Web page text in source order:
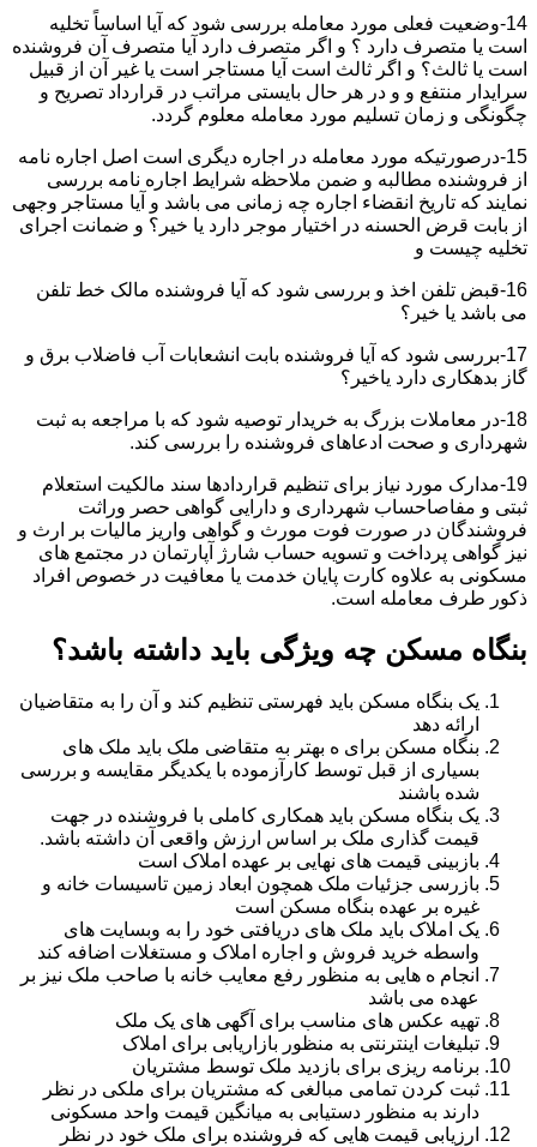
14-وضعیت فعلی مورد معامله بررسی شود که آیا اساساً تخلیه
است یا متصرف دارد ؟ و اگر متصرف دارد آیا متصرف آن فروشنده
است یا ثالث؟ و اگر ثالث است آیا مستاجر است یا غیر آن از قبیل
سرایدار منتفع و و در هر حال بایستی مراتب در قرارداد تصریح و
چگونگی و زمان تسلیم مورد معامله معلوم گردد.
15-درصورتیکه مورد معامله در اجاره دیگری است اصل اجاره نامه
از فروشنده مطالبه و ضمن ملاحظه شرایط اجاره نامه بررسی
نمایند که تاریخ انقضاء اجاره چه زمانی می باشد و آیا مستاجر وجهی
از بابت قرض الحسنه در اختیار موجر دارد یا خیر؟ و ضمانت اجرای
تخلیه چیست و
16-قبض تلفن اخذ و بررسی شود که آیا فروشنده مالک خط تلفن
می باشد یا خیر؟
17-بررسی شود که آیا فروشنده بابت انشعابات آب فاضلاب برق و
گاز بدهکاری دارد یاخیر؟
18-در معاملات بزرگ به خریدار توصیه شود که با مراجعه به ثبت
شهرداری و صحت ادعاهای فروشنده را بررسی کند.
19-مدارک مورد نیاز برای تنظیم قراردادها سند مالکیت استعلام
ثبتی و مفاصاحساب شهرداری و دارایی گواهی حصر وراثت
فروشندگان در صورت فوت مورث و گواهی واریز مالیات بر ارث و
نیز گواهی پرداخت و تسویه حساب شارژ آپارتمان در مجتمع های
مسکونی به علاوه کارت پایان خدمت یا معافیت در خصوص افراد
ذکور طرف معامله است.
بنگاه مسکن چه ویژگی باید داشته باشد؟
یک بنگاه مسکن باید فهرستی تنظیم کند و آن را به متقاضیان
ارائه دهد
بنگاه مسکن برای ه بهتر به متقاضی ملک باید ملک های
بسیاری از قبل توسط کارآزموده با یکدیگر مقایسه و بررسی
شده باشند
یک بنگاه مسکن باید همکاری کاملی با فروشنده در جهت
قیمت گذاری ملک بر اساس ارزش واقعی آن داشته باشد.
بازبینی قیمت های نهایی بر عهده املاک است
بازرسی جزئیات ملک همچون ابعاد زمین تاسیسات خانه و
غیره بر عهده بنگاه مسکن است
یک املاک باید ملک های دریافتی خود را به وبسایت های
واسطه خرید فروش و اجاره املاک و مستغلات اضافه کند
انجام ه هایی به منظور رفع معایب خانه با صاحب ملک نیز بر
عهده می باشد
تهیه عکس های مناسب برای آگهی های یک ملک
تبلیغات اینترنتی به منظور بازاریابی برای املاک
برنامه ریزی برای بازدید ملک توسط مشتریان
ثبت کردن تمامی مبالغی که مشتریان برای ملکی در نظر
دارند به منظور دستیابی به میانگین قیمت واحد مسکونی
ارزیابی قیمت هایی که فروشنده برای ملک خود در نظر